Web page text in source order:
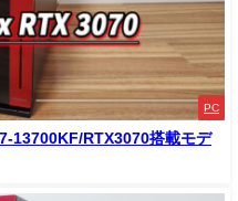
PC
13700KF/RTX3070搭載モデ